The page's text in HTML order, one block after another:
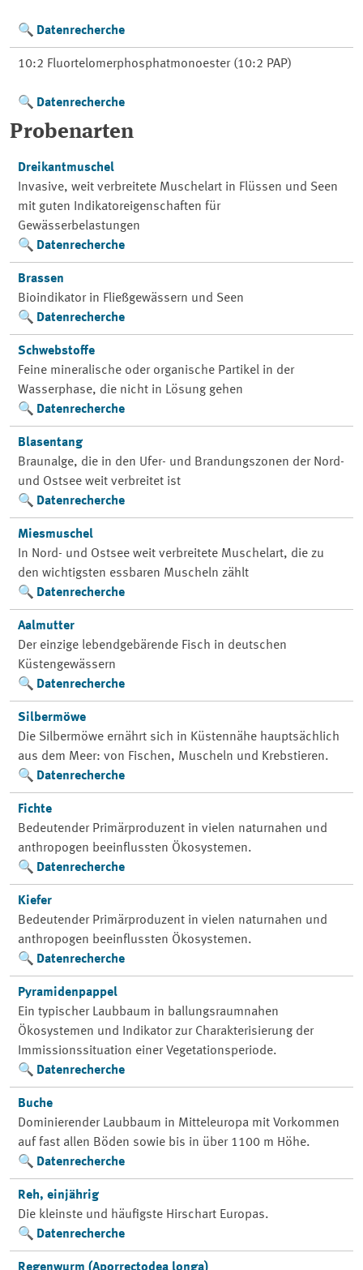
Datenrecherche
10:2 Fluortelomerphosphatmonoester (10:2 PAP)
Datenrecherche
Probenarten
Dreikantmuschel
Invasive, weit verbreitete Muschelart in Flüssen und Seen
mit guten Indikatoreigenschaften für
Gewässerbelastungen
Datenrecherche
Brassen
Bioindikator in Fließgewässern und Seen
Datenrecherche
Schwebstoffe
Feine mineralische oder organische Partikel in der
Wasserphase, die nicht in Lösung gehen
Datenrecherche
Blasentang
Braunalge, die in den Ufer- und Brandungszonen der Nord-
und Ostsee weit verbreitet ist
Datenrecherche
Miesmuschel
In Nord- und Ostsee weit verbreitete Muschelart, die zu
den wichtigsten essbaren Muscheln zählt
Datenrecherche
Aalmutter
Der einzige lebendgebärende Fisch in deutschen
Küstengewässern
Datenrecherche
Silbermöwe
Die Silbermöwe ernährt sich in Küstennähe hauptsächlich
aus dem Meer: von Fischen, Muscheln und Krebstieren.
Datenrecherche
Fichte
Bedeutender Primärproduzent in vielen naturnahen und
anthropogen beeinflussten Ökosystemen.
Datenrecherche
Kiefer
Bedeutender Primärproduzent in vielen naturnahen und
anthropogen beeinflussten Ökosystemen.
Datenrecherche
Pyramidenpappel
Ein typischer Laubbaum in ballungsraumnahen
Ökosystemen und Indikator zur Charakterisierung der
Immissionssituation einer Vegetationsperiode.
Datenrecherche
Buche
Dominierender Laubbaum in Mitteleuropa mit Vorkommen
auf fast allen Böden sowie bis in über 1100 m Höhe.
Datenrecherche
Reh, einjährig
Die kleinste und häufigste Hirschart Europas.
Datenrecherche